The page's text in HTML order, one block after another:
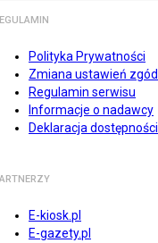
Polityka Prywatności
Zmiana ustawień zgód
Regulamin serwisu
Informacje o nadawcy
Deklaracja dostępności
E-kiosk.pl
E-gazety.pl